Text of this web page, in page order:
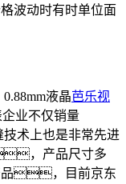
波动时有时单位面
液晶芭乐视
业不仅销量
术上也是非常先进
，产品尺寸多
品，目前京东